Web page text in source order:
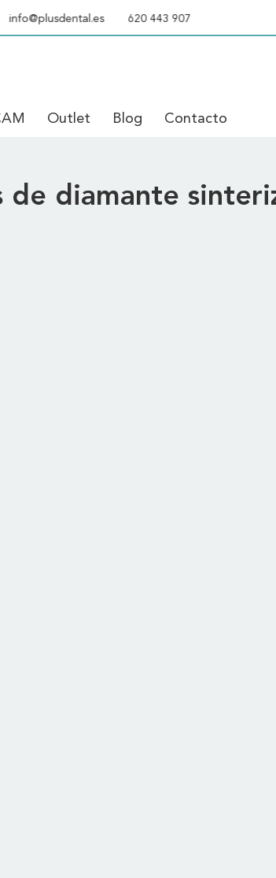
info@plusdental.es 620 443 907
Outlet Blog Contacto
de diamante sinterizado
de diamante